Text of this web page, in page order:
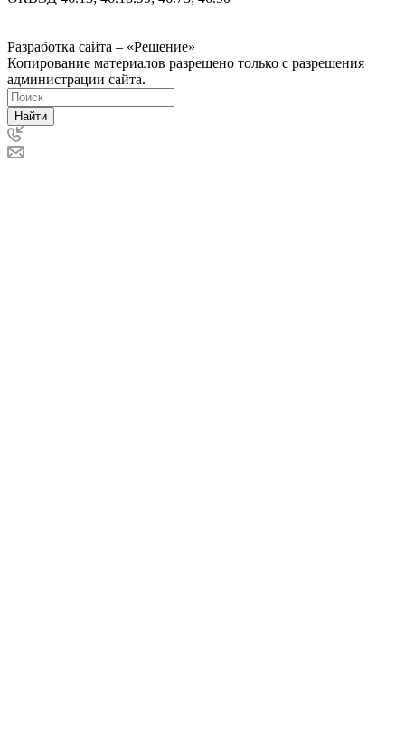
Разработка сайта – «Решение»
Копирование материалов разрешено только с разрешения
администрации сайта.
Найти